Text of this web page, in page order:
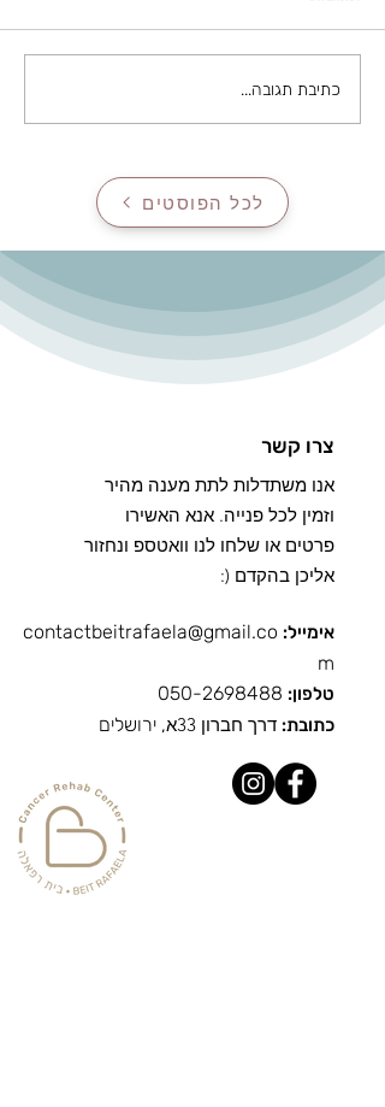
סרטן השד ופוריות
כתיבת תגובה...
לכל הפוסטים
צרו קשר
אנו משתדלות לתת מענה מהיר
וזמין לכל פנייה. אנא האשירו
פרטים או שלחו לנו וואטספ ונחזור
אליכן בהקדם (:
אימייל: contactbeitrafaela@gmail.co
m
טלפון: 050-2698488
כתובת: דרך חברון 33א , ירושלים